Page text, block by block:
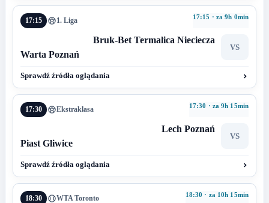
17:15 1. Liga 17:15 · za 9h 0min
Bruk-Bet Termalica Nieciecza
VS
Warta Poznań
Sprawdź źródła oglądania
17:30 Ekstraklasa 17:30 · za 9h 15min
Lech Poznań
VS
Piast Gliwice
Sprawdź źródła oglądania
18:30 WTA Toronto 18:30 · za 10h 15min